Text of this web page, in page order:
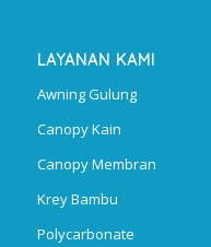
LAYANAN KAMI
Awning Gulung
Canopy Kain
Canopy Membran
Krey Bambu
Polycarbonate